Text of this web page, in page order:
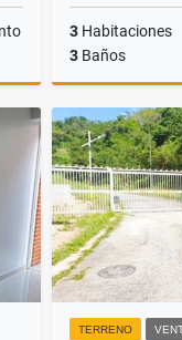
3 Habitaciones
3 Baños
TERRENO